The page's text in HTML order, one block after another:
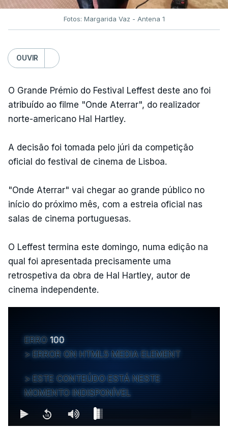
Fotos: Margarida Vaz - Antena 1
OUVIR
O Grande Prémio do Festival Leffest deste ano foi
atribuído ao filme "Onde Aterrar", do realizador
norte-americano Hal Hartley.
A decisão foi tomada pelo júri da competição
oficial do festival de cinema de Lisboa.
"Onde Aterrar" vai chegar ao grande público no
início do próximo mês, com a estreia oficial nas
salas de cinema portuguesas.
O Leffest termina este domingo, numa edição na
qual foi apresentada precisamente uma
retrospetiva da obra de Hal Hartley, autor de
cinema independente.
ERRO 100
ERROR ON HTML5 MEDIA ELEMENT
ESTE CONTEÚDO ESTÁ NESTE
MOMENTO INDISPONÍVEL